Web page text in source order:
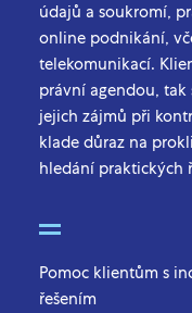
údajů a soukromí,
online podnikání,
telekomunikací.
právní agendou,
jejich zájmů při
klade důraz na
hledání praktických
Pomoc klientům s
řešením